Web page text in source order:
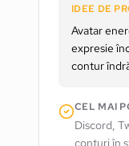
IDEE DE
Avatar
expresie
contur
CEL MAI
Discord,
conturi în